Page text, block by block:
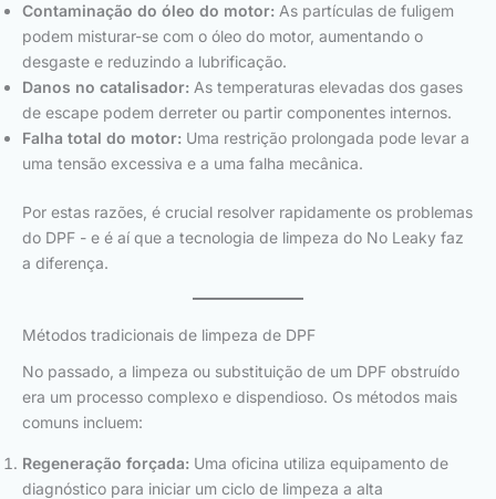
Contaminação do óleo do motor: As partículas de fuligem
podem misturar-se com o óleo do motor, aumentando o
desgaste e reduzindo a lubrificação.
Danos no catalisador: As temperaturas elevadas dos gases
de escape podem derreter ou partir componentes internos.
Falha total do motor: Uma restrição prolongada pode levar a
uma tensão excessiva e a uma falha mecânica.
Por estas razões, é crucial resolver rapidamente os problemas
do DPF - e é aí que a tecnologia de limpeza do No Leaky faz
a diferença.
Métodos tradicionais de limpeza de DPF
No passado, a limpeza ou substituição de um DPF obstruído
era um processo complexo e dispendioso. Os métodos mais
comuns incluem:
Regeneração forçada: Uma oficina utiliza equipamento de
diagnóstico para iniciar um ciclo de limpeza a alta